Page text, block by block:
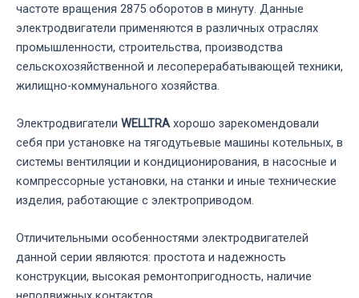
частоте вращения 2875 оборотов в минуту. Данные
электродвигатели применяются в различных отраслях
промышленности, строительства, производства
сельскохозяйственной и лесоперерабатывающей техники,
жилищно-коммунального хозяйства.
Электродвигатели WELLTRAхорошо зарекомендовали
себя при установке на тягодутьевые машины котельных, в
системы вентиляции и кондиционирования, в насосные и
компрессорные установки, на станки и иные технические
изделия, работающие с электроприводом.
Отличительными особенностями электродвигателей
данной серии являются: простота и надежность
конструкции, высокая ремонтопригодность, наличие